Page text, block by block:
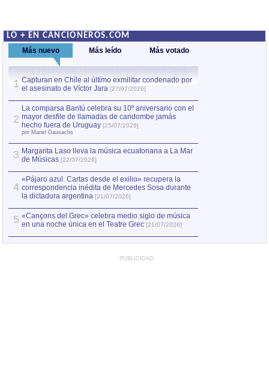
LO + EN CANCIONEROS.COM
Más nuevo Más leído Más votado
1 Capturan en Chile al último exmilitar condenado por
el asesinato de Víctor Jara [27/07/2026]
2
La comparsa Bantú celebra su 10º aniversario con el
mayor desfile de llamadas de candombe jamás
hecho fuera de Uruguay [25/07/2026]
por Manel Gausachs
3 Margarita Laso lleva la música ecuatoriana a La Mar
de Músicas [22/07/2026]
4
«Pájaro azul. Cartas desde el exilio» recupera la
correspondencia inédita de Mercedes Sosa durante
la dictadura argentina [21/07/2026]
5 «Cançons del Grec» celebra medio siglo de música
en una noche única en el Teatre Grec [21/07/2026]
PUBLICIDAD